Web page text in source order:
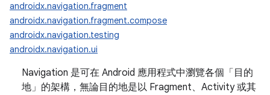
androidx.navigation.fragment
androidx.navigation.fragment.compose
androidx.navigation.testing
androidx.navigation.ui
Navigation 是可在 Android 應用程式中瀏覽各個「目的
地」的架構，無論目的地是以 Fragment、Activity 或其